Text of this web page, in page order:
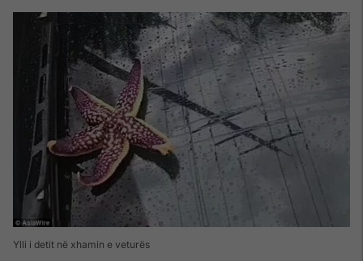
Ylli i detit në xhamin e veturës